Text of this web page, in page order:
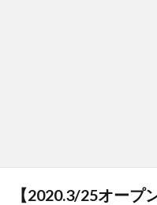
【2020.3/25オー